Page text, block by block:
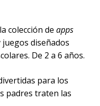
colección de apps
diseñados
De 2 a 6 años.
para los
padres traten las